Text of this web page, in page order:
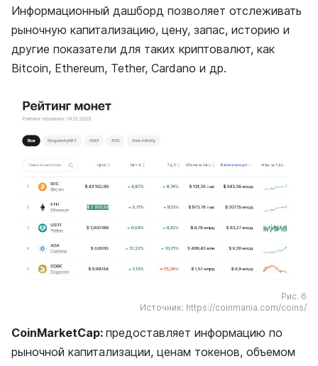
Информационный дашборд позволяет отслеживать
рыночную капитализацию, цену, запас, историю и
другие показатели для таких криптовалют, как
Bitcoin, Ethereum, Tether, Cardano и др.
Рис. 6
Источник: https://coinmania.com/coins/
CoinMarketCap: предоставляет информацию по
рыночной капитализации, ценам токенов, объемом